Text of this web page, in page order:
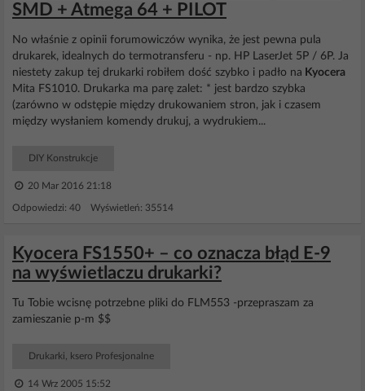
SMD + Atmega 64 + PILOT
No właśnie z opinii forumowiczów wynika, że jest pewna pula
drukarek, idealnych do termotransferu - np. HP LaserJet 5P / 6P. Ja
niestety zakup tej drukarki robiłem dość szybko i padło na Kyocera
Mita FS1010. Drukarka ma parę zalet: * jest bardzo szybka
(zarówno w odstępie między drukowaniem stron, jak i czasem
między wysłaniem komendy drukuj, a wydrukiem...
DIY Konstrukcje
20 Mar 2016 21:18
Odpowiedzi: 40 Wyświetleń: 35514
Kyocera FS1550+ – co oznacza błąd E-9
na wyświetlaczu drukarki?
Tu Tobie wcisnę potrzebne pliki do FLM553 -przepraszam za
zamieszanie p-m $$
Drukarki, ksero Profesjonalne
14 Wrz 2005 15:52